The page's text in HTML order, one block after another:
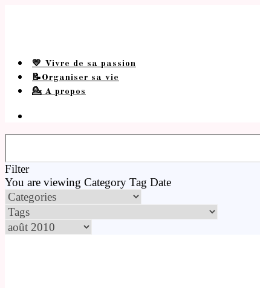
💛 Vivre de sa passion
📝Organiser sa vie
💁 A propos
Filter
You are viewing Category Tag Date